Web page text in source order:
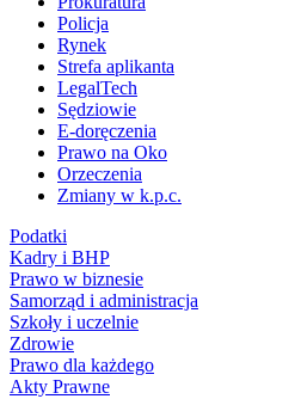
Policja
Rynek
Strefa aplikanta
LegalTech
Sędziowie
E-doręczenia
Prawo na Oko
Orzeczenia
Zmiany w k.p.c.
Podatki
Kadry i BHP
Prawo w biznesie
Samorząd i administracja
Szkoły i uczelnie
Zdrowie
Prawo dla każdego
Akty Prawne